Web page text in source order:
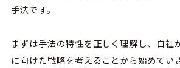
手法です。
まずは手法の特性を正しく理解し、自社
に向けた戦略を考えることから始めてい